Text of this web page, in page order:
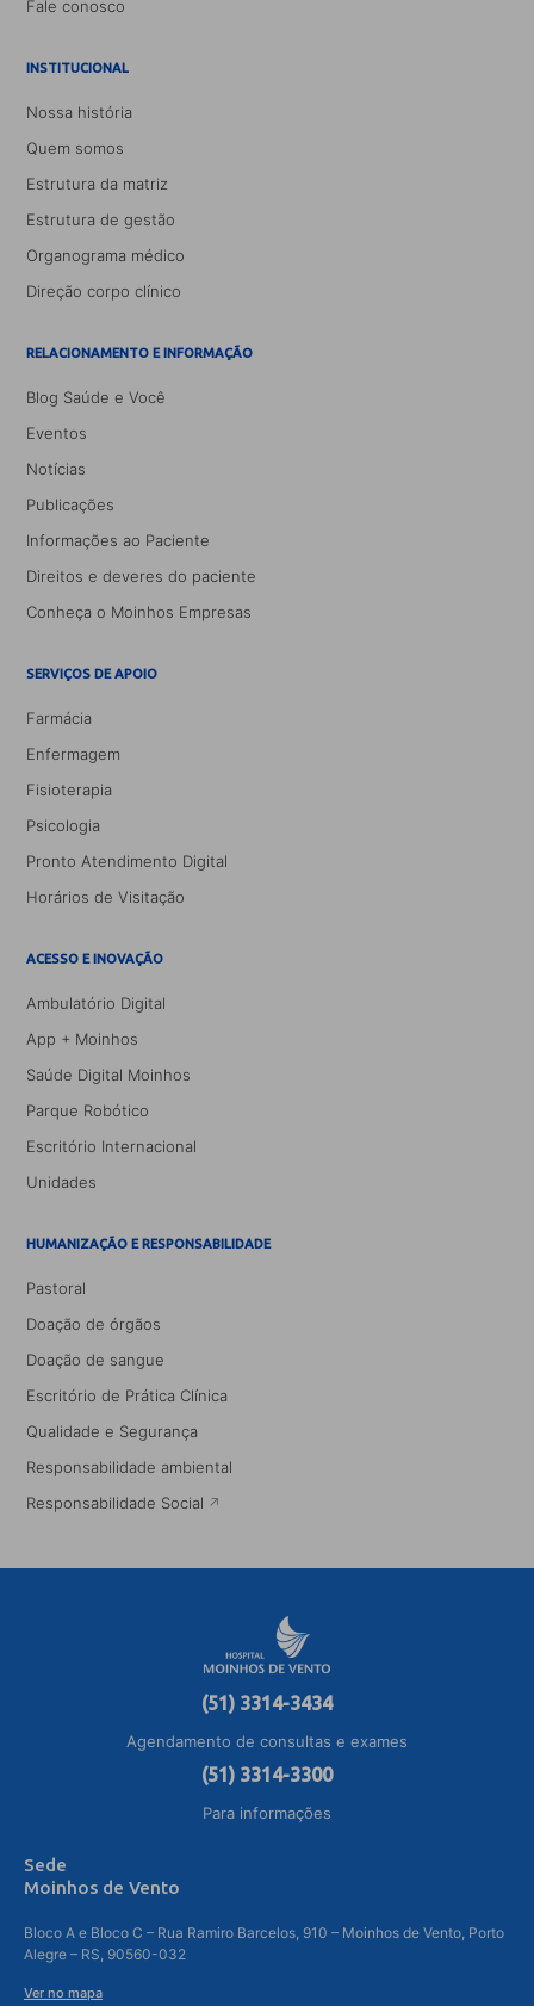
Fale conosco
INSTITUCIONAL
Nossa história
Quem somos
Estrutura da matriz
Estrutura de gestão
Organograma médico
Direção corpo clínico
RELACIONAMENTO E INFORMAÇÃO
Blog Saúde e Você
Eventos
Notícias
Publicações
Informações ao Paciente
Direitos e deveres do paciente
Conheça o Moinhos Empresas
SERVIÇOS DE APOIO
Farmácia
Enfermagem
Fisioterapia
Psicologia
Pronto Atendimento Digital
Horários de Visitação
ACESSO E INOVAÇÃO
Ambulatório Digital
App + Moinhos
Saúde Digital Moinhos
Parque Robótico
Escritório Internacional
Unidades
HUMANIZAÇÃO E RESPONSABILIDADE
Pastoral
Doação de órgãos
Doação de sangue
Escritório de Prática Clínica
Qualidade e Segurança
Responsabilidade ambiental
Responsabilidade Social
(51) 3314-3434
Agendamento de consultas e exames
(51) 3314-3300
Para informações
Sede
Moinhos de Vento
Bloco A e Bloco C – Rua Ramiro Barcelos, 910 – Moinhos de Vento, Porto
Alegre – RS, 90560-032
Ver no mapa